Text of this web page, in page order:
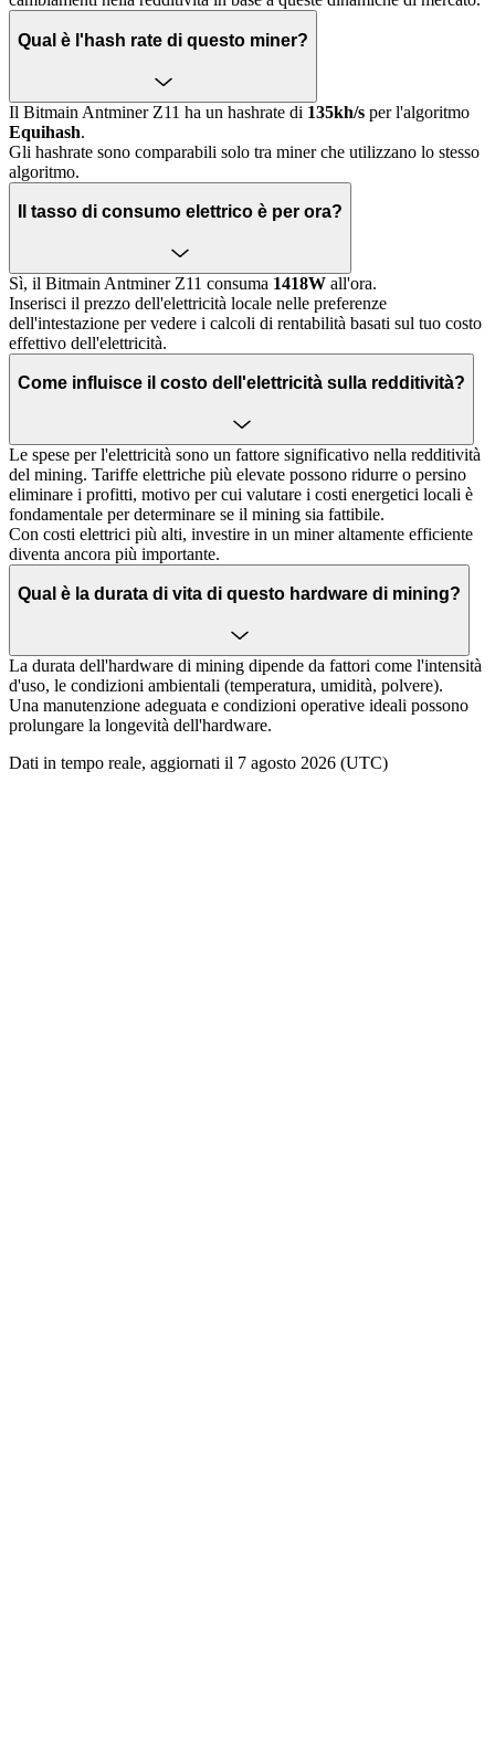
Qual è l'hash rate di questo miner?
Il Bitmain Antminer Z11 ha un hashrate di 135kh/s per l'algoritmo
Equihash.
Gli hashrate sono comparabili solo tra miner che utilizzano lo stesso
algoritmo.
Il tasso di consumo elettrico è per ora?
Sì, il Bitmain Antminer Z11 consuma 1418W all'ora.
Inserisci il prezzo dell'elettricità locale nelle preferenze
dell'intestazione per vedere i calcoli di rentabilità basati sul tuo costo
effettivo dell'elettricità.
Come influisce il costo dell'elettricità sulla redditività?
Le spese per l'elettricità sono un fattore significativo nella redditività
del mining. Tariffe elettriche più elevate possono ridurre o persino
eliminare i profitti, motivo per cui valutare i costi energetici locali è
fondamentale per determinare se il mining sia fattibile.
Con costi elettrici più alti, investire in un miner altamente efficiente
diventa ancora più importante.
Qual è la durata di vita di questo hardware di mining?
La durata dell'hardware di mining dipende da fattori come l'intensità
d'uso, le condizioni ambientali (temperatura, umidità, polvere).
Una manutenzione adeguata e condizioni operative ideali possono
prolungare la longevità dell'hardware.
Dati in tempo reale, aggiornati il 7 agosto 2026 (UTC)